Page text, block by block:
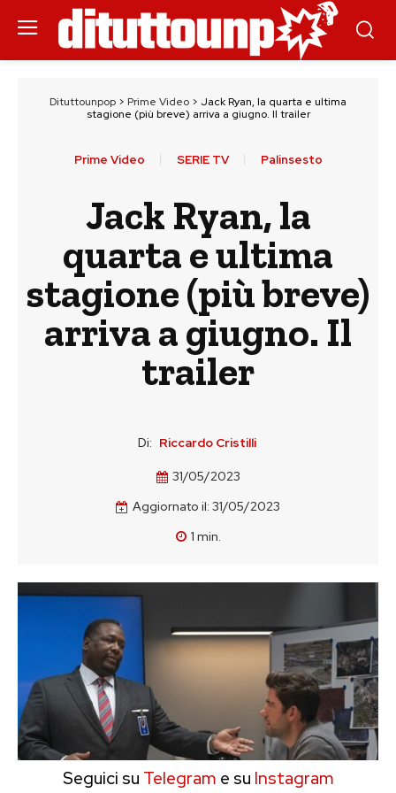
Dituttounpop > Prime Video > Jack Ryan, la quarta e ultima
stagione (più breve) arriva a giugno. Il trailer
Prime Video SERIE TV Palinsesto
Jack Ryan, la
quarta e ultima
stagione (più breve)
arriva a giugno. Il
trailer
Di: Riccardo Cristilli
31/05/2023
Aggiornato il: 31/05/2023
1 min.
Seguici su Telegram e su Instagram